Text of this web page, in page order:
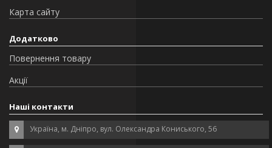
Карта сайту
Додатково
Повернення товару
Акції
Наші контакти
Україна, м. Дніпро, вул. Олександра Кониського, 56